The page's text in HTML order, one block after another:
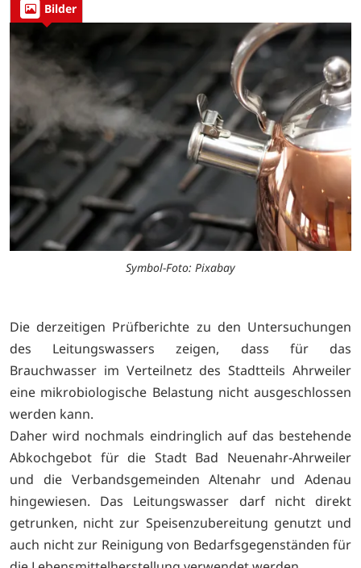
Bilder
Symbol-Foto: Pixabay
Die derzeitigen Prüfberichte zu den Untersuchungen
des Leitungswassers zeigen, dass für das
Brauchwasser im Verteilnetz des Stadtteils Ahrweiler
eine mikrobiologische Belastung nicht ausgeschlossen
werden kann.
Daher wird nochmals eindringlich auf das bestehende
Abkochgebot für die Stadt Bad Neuenahr-Ahrweiler
und die Verbandsgemeinden Altenahr und Adenau
hingewiesen. Das Leitungswasser darf nicht direkt
getrunken, nicht zur Speisenzubereitung genutzt und
auch nicht zur Reinigung von Bedarfsgegenständen für